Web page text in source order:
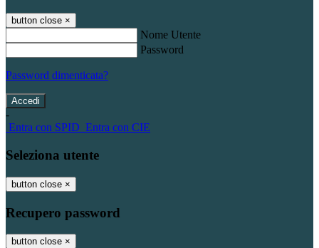
button close ×
Nome Utente
Password
Password dimenticata?
-
Entra con SPID Entra con CIE
Seleziona utente
button close ×
Recupero password
button close ×